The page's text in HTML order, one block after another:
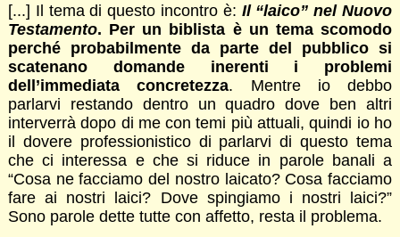
[...] Il tema di questo incontro è: Il “laico” nel Nuovo
Testamento. Per un biblista è un tema scomodo
perché probabilmente da parte del pubblico si
scatenano domande inerenti i problemi
dell’immediata concretezza. Mentre io debbo
parlarvi restando dentro un quadro dove ben altri
interverrà dopo di me con temi più attuali, quindi io ho
il dovere professionistico di parlarvi di questo tema
che ci interessa e che si riduce in parole banali a
“Cosa ne facciamo del nostro laicato? Cosa facciamo
fare ai nostri laici? Dove spingiamo i nostri laici?”
Sono parole dette tutte con affetto, resta il problema.